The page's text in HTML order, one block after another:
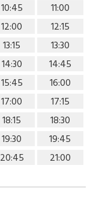
10:45
11:00
12:00
12:15
13:15
13:30
14:30
14:45
15:45
16:00
17:00
17:15
18:15
18:30
19:30
19:45
20:45 21:00